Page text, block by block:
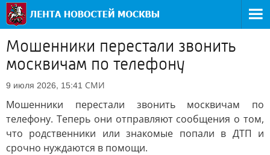
Мошенники перестали звонить
москвичам по телефону
9 июля 2026, 15:41 СМИ
Мошенники перестали звонить москвичам по
телефону. Теперь они отправляют сообщения о том,
что родственники или знакомые попали в ДТП и
срочно нуждаются в помощи.